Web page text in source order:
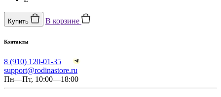
Купить В корзине
Контакты
8 (910) 120-01-35
support@rodinastore.ru
Пн—Пт, 10:00—18:00